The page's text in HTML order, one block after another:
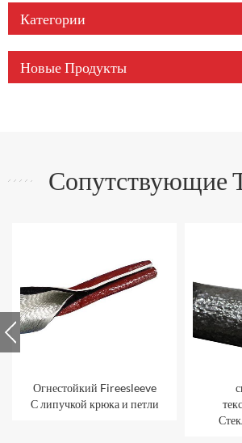
Категории
Новые Продукты
Сопутствующие
Огнестойкий Fireesleeve
С липучкой крюка и петли